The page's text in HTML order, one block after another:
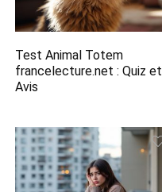
Test Animal Totem
francelecture.net​ : Quiz et
Avis